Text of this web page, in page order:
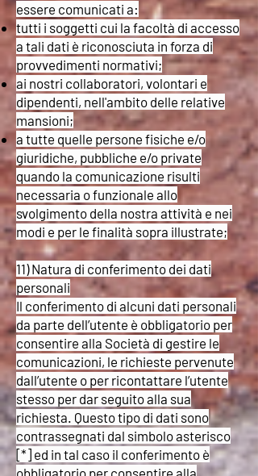
essere comunicati a:
tutti i soggetti cui la facoltà di accesso
a tali dati è riconosciuta in forza di
provvedimenti normativi;
ai nostri collaboratori, volontari e
dipendenti, nell'ambito delle relative
mansioni;
a tutte quelle persone fisiche e/o
giuridiche, pubbliche e/o private
quando la comunicazione risulti
necessaria o funzionale allo
svolgimento della nostra attività e nei
modi e per le finalità sopra illustrate;
11) Natura di conferimento dei dati
personali
Il conferimento di alcuni dati personali
da parte dell’utente è obbligatorio per
consentire alla Società di gestire le
comunicazioni, le richieste pervenute
dall’utente o per ricontattare l’utente
stesso per dar seguito alla sua
richiesta. Questo tipo di dati sono
contrassegnati dal simbolo asterisco
[*] ed in tal caso il conferimento è